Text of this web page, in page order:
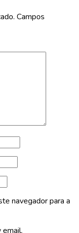
Campos
navegador para a